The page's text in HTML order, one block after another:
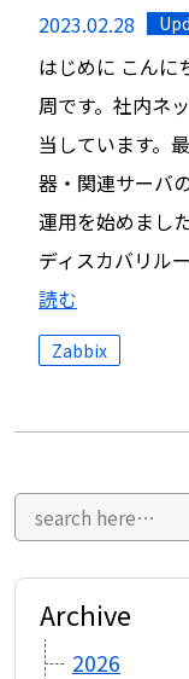
2023.02.28
はじめに こんに
周です。社内ネ
当しています。
器・関連サーバ
運用を始めまし
ディスカバリル
読む
Zabbix
Archive
2026